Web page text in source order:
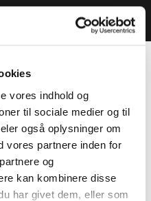
vores indhold og
til sociale medier og til
også oplysninger om
vores partnere inden for
og
kan kombinere disse
har givet dem, eller som